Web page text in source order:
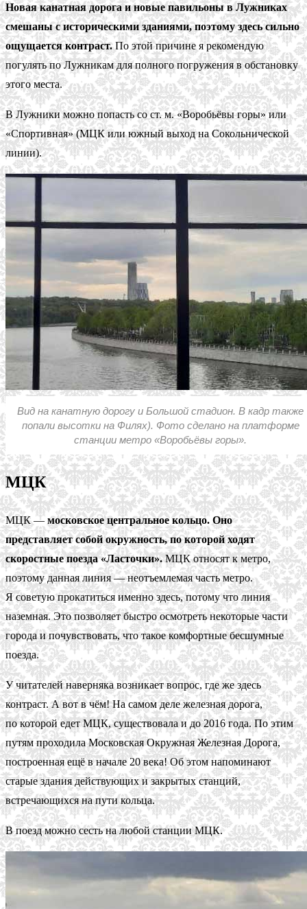
Новая канатная дорога и новые павильоны в Лужниках
смешаны с историческими зданиями, поэтому здесь сильно
ощущается контраст.По этой причине я рекомендую
погулять по Лужникам для полного погружения в обстановку
этого места.
В Лужники можно попасть со ст. м. «Воробьёвы горы» или
«Спортивная» (МЦК или южный выход на Сокольнической
линии).
Вид на канатную дорогу и Большой стадион. В кадр также
попали высотки на Филях). Фото сделано на платформе
станции метро «Воробьёвы горы».
МЦК
МЦК — московское центральное кольцо. Оно
представляет собой окружность, по которой ходят
скоростные поезда «Ласточки».МЦК относят к метро,
поэтому данная линия — неотъемлемая часть метро.
Я советую прокатиться именно здесь, потому что линия
наземная. Это позволяет быстро осмотреть некоторые части
города и почувствовать, что такое комфортные бесшумные
поезда.
У читателей наверняка возникает вопрос, где же здесь
контраст. А вот в чём! На самом деле железная дорога,
по которой едет МЦК, существовала и до 2016 года. По этим
путям проходила Московская Окружная Железная Дорога,
построенная ещё в начале 20 века! Об этом напоминают
старые здания действующих и закрытых станций,
встречающихся на пути кольца.
В поезд можно сесть на любой станции МЦК.